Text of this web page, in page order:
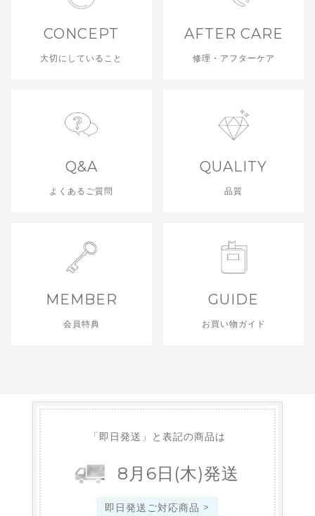
CONCEPT
大切にしていること
AFTER CARE
修理・アフターケア
Q&A
よくあるご質問
QUALITY
品質
MEMBER
会員特典
GUIDE
お買い物ガイド
「即日発送」と表記の商品は
8 月 6日 (木)発送
即日発送ご対応商品 >